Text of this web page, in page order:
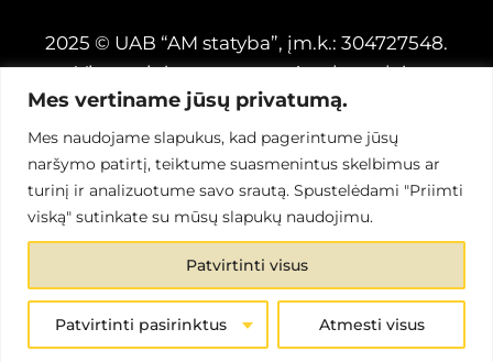
Mes vertiname jūsų privatumą.
Mes naudojame slapukus, kad pagerintume jūsų
naršymo patirtį, teiktume suasmenintus skelbimus ar
turinį ir analizuotume savo srautą. Spustelėdami "Priimti
viską" sutinkate su mūsų slapukų naudojimu.
Patvirtinti pasirinktus Atmesti visus
Patvirtinti visus
2025 © UAB “AM statyba”, įm.k.: 304727548.
Visos teisės saugomos.Atsakomybės
apribojimas.
Generalinė ranga, statybos darbai, pastatų
projektavimas, namų projektai, parduodami
namai, interjero sprendimai, saulės baterijų
parkų statyba.